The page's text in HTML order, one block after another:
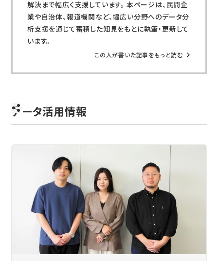
解決まで幅広く支援しています。 本ページは、民間企
業や自治体、報道機関など、幅広い分野へのデータ分
析支援を通じて蓄積した知見をもとに執筆・更新して
います。
この人が書いた記事をもっと読む
データ活用情報